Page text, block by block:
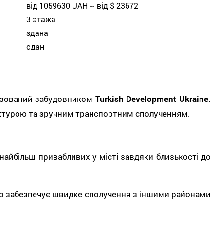
від 1059630 UAH ~ від $ 23672
3 этажа
здана
сдан
забудовником Turkish Development Ukraine.
та зручним транспортним сполученням.
привабливих у місті завдяки близькості до
забезпечує швидке сполучення з іншими районами